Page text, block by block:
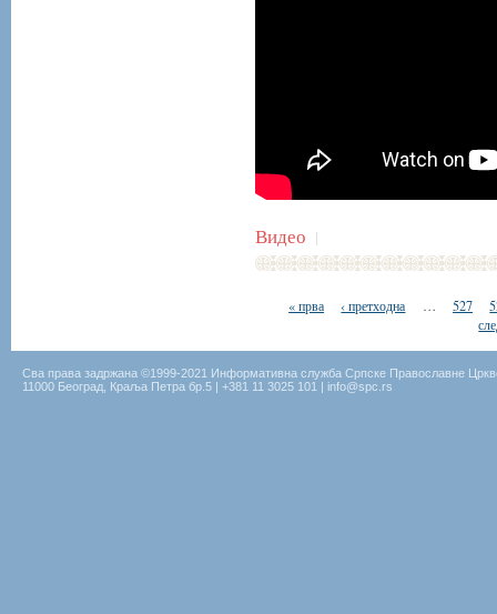
Видео |
« прва ‹ претходна … 527
Сва права задржана ©1999-2021 Информативна служба Српске Православне
11000 Београд, Краља Петра бр.5 | +381 11 3025 101 | info@spc.rs